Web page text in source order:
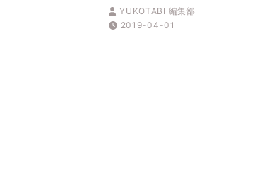
YUKOTABI 編集部
2019-04-01